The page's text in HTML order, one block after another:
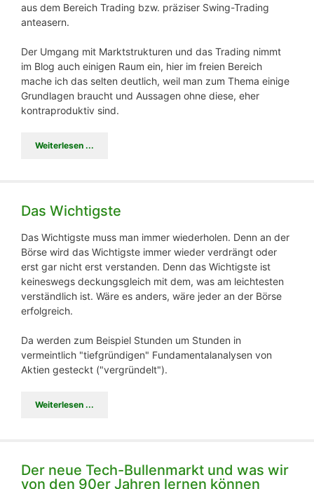
aus dem Bereich Trading bzw. präziser Swing-Trading
anteasern.
Der Umgang mit Marktstrukturen und das Trading nimmt
im Blog auch einigen Raum ein, hier im freien Bereich
mache ich das selten deutlich, weil man zum Thema einige
Grundlagen braucht und Aussagen ohne diese, eher
kontraproduktiv sind.
Weiterlesen ...
Das Wichtigste
Das Wichtigste muss man immer wiederholen. Denn an der
Börse wird das Wichtigste immer wieder verdrängt oder
erst gar nicht erst verstanden. Denn das Wichtigste ist
keineswegs deckungsgleich mit dem, was am leichtesten
verständlich ist. Wäre es anders, wäre jeder an der Börse
erfolgreich.
Da werden zum Beispiel Stunden um Stunden in
vermeintlich "tiefgründigen" Fundamentalanalysen von
Aktien gesteckt ("vergründelt").
Weiterlesen ...
Der neue Tech-Bullenmarkt und was wir
von den 90er Jahren lernen können